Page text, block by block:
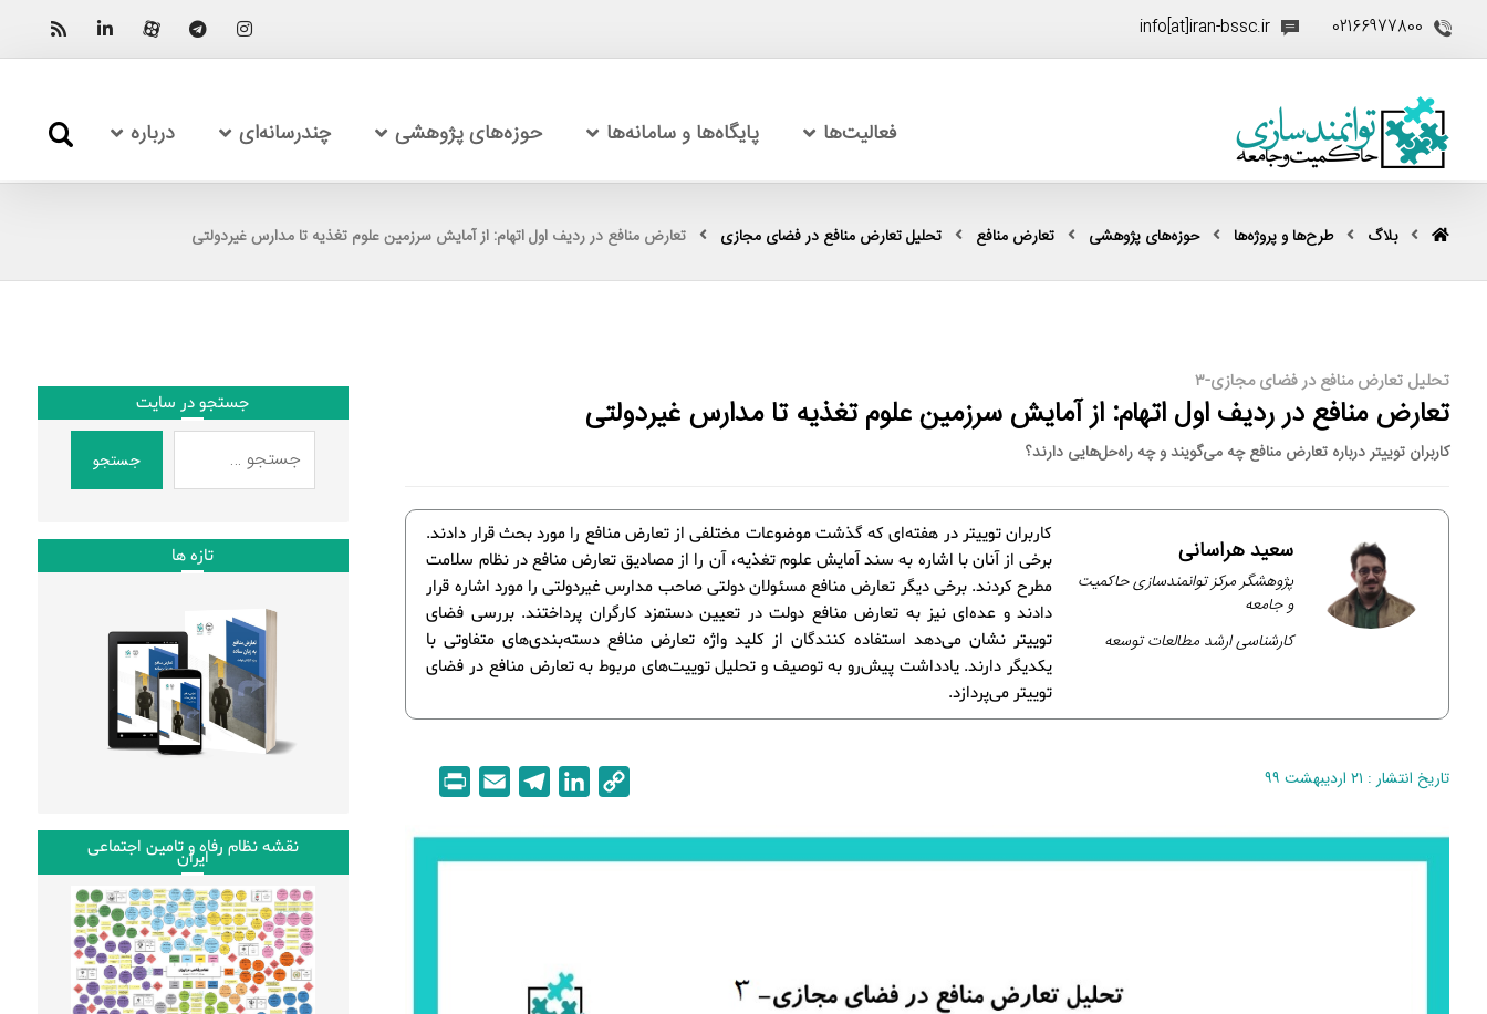
02166977800
info[at]iran-bssc.ir
فعالیت‌ها پایگاه‌ها و سامانه‌ها حوزه‌های پژوهشی چندرسانه‌ای درباره
بلاگ طرح‌ها و پروژه‌ها حوزه‌های پژوهشی تعارض منافع تحلیل تعارض منافع در فضای مجازی تعارض منافع در ردیف اول اتهام: از آمایش سرزمین علوم تغذیه تا مدارس غیردولتی
تحلیل تعارض منافع در فضای مجازی-۳
تعارض منافع در ردیف اول اتهام: از آمایش سرزمین علوم تغذیه تا مدارس غیردولتی
کاربران توییتر درباره تعارض منافع چه می‌گویند و چه راه‌حل‌هایی دارند؟
کاربران توییتر در هفته‌ای که گذشت موضوعات مختلفی از تعارض منافع را مورد بحث قرار دادند.
برخی از آنان با اشاره به سند آمایش علوم تغذیه، آن را از مصادیق تعارض منافع در نظام سلامت
مطرح کردند. برخی دیگر تعارض منافع مسئولان دولتی صاحب مدارس غیردولتی را مورد اشاره قرار
دادند و عده‌ای نیز به تعارض منافع دولت در تعیین دستمزد کارگران پرداختند. بررسی فضای
توییتر نشان می‌دهد استفاده کنندگان از کلید واژه تعارض منافع دسته‌بندی‌های متفاوتی با
یکدیگر دارند. یادداشت پیش‌رو به توصیف و تحلیل توییت‌های مربوط به تعارض منافع در فضای
توییتر می‌پردازد.
سعید هراسانی
پژوهشگر مرکز توانمندسازی حاکمیت
و جامعه
کارشناسی ارشد مطالعات توسعه
تاریخ انتشار : ۲۱ اردیبهشت ۹۹
p
n
I
n
l
a
i
جستجو در سایت
جستجو
تازه ها
نقشه نظام رفاه و تامین اجتماعی
ایران